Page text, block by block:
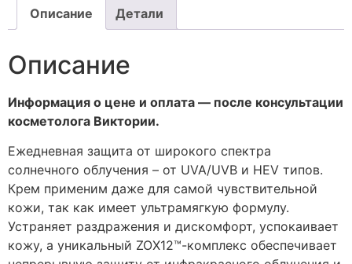
Описание Детали
Описание
Информация о цене и оплата — после консультации
косметолога Виктории.
Ежедневная защита от широкого спектра
солнечного облучения – от UVA/UVB и HEV типов.
Крем применим даже для самой чувствительной
кожи, так как имеет ультрамягкую формулу.
Устраняет раздражения и дискомфорт, успокаивает
кожу, а уникальный ZOX12™-комплекс обеспечивает